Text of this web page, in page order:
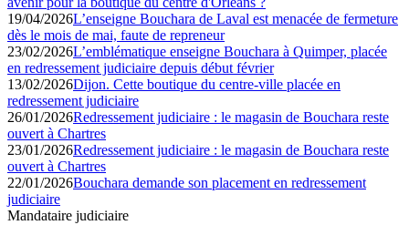
19/04/2026L’enseigne Bouchara de Laval est menacée de fermeture
dès le mois de mai, faute de repreneur
23/02/2026L’emblématique enseigne Bouchara à Quimper, placée
en redressement judiciaire depuis début février
13/02/2026Dijon. Cette boutique du centre-ville placée en
redressement judiciaire
26/01/2026Redressement judiciaire : le magasin de Bouchara reste
ouvert à Chartres
23/01/2026Redressement judiciaire : le magasin de Bouchara reste
ouvert à Chartres
22/01/2026Bouchara demande son placement en redressement
judiciaire
Mandataire judiciaire